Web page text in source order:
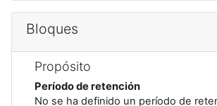
Bloques
Propósito
Período de retención
No se ha definido un período de